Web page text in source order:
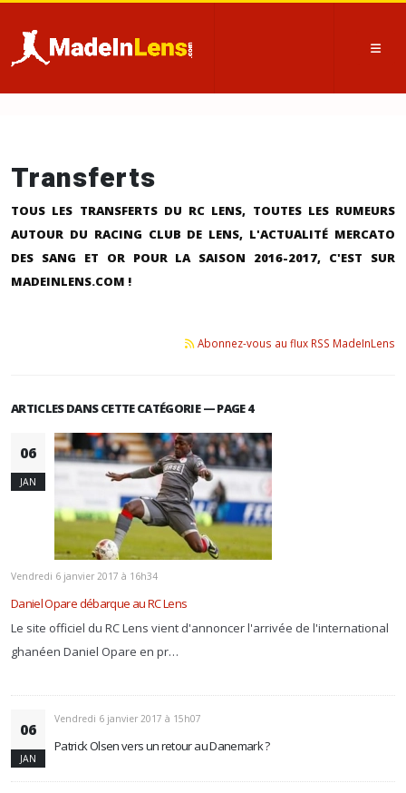
Transferts
TOUS LES TRANSFERTS DU RC LENS, TOUTES LES RUMEURS
AUTOUR DU RACING CLUB DE LENS, L'ACTUALITÉ MERCATO
DES SANG ET OR POUR LA SAISON 2016-2017, C'EST SUR
MADEINLENS.COM !
Abonnez-vous au flux RSS MadeInLens
ARTICLES DANS CETTE CATÉGORIE — PAGE 4
06
JAN
Vendredi 6 janvier 2017 à 16h34
Daniel Opare débarque au RC Lens
Le site officiel du RC Lens vient d'annoncer l'arrivée de l'international
ghanéen Daniel Opare en pr…
06
JAN
Vendredi 6 janvier 2017 à 15h07
Patrick Olsen vers un retour au Danemark ?